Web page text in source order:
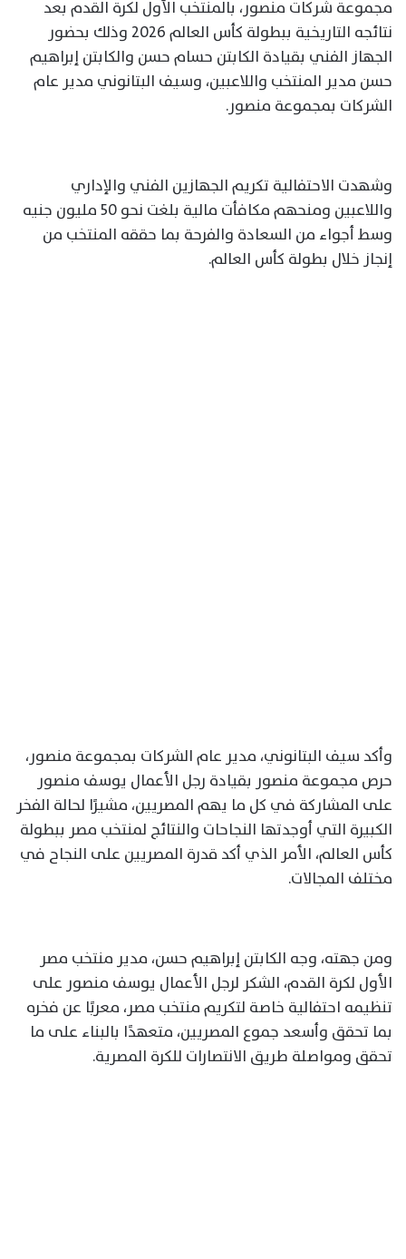
مجموعة شركات منصور، بالمنتخب الأول لكرة القدم بعد
نتائجه التاريخية ببطولة كأس العالم 2026 وذلك بحضور
الجهاز الفني بقيادة الكابتن حسام حسن والكابتن إبراهيم
حسن مدير المنتخب واللاعبين، وسيف البتانوني مدير عام
الشركات بمجموعة منصور.
وشهدت الاحتفالية تكريم الجهازين الفني والإداري
واللاعبين ومنحهم مكافأت مالية بلغت نحو 50 مليون جنيه
وسط أجواء من السعادة والفرحة بما حققه المنتخب من
إنجاز خلال بطولة كأس العالم.
وأكد سيف البتانوني، مدير عام الشركات بمجموعة منصور،
حرص مجموعة منصور بقيادة رجل الأعمال يوسف منصور
على المشاركة في كل ما يهم المصريين، مشيرًا لحالة الفخر
الكبيرة التي أوجدتها النجاحات والنتائج لمنتخب مصر ببطولة
كأس العالم، الأمر الذي أكد قدرة المصريين على النجاح في
مختلف المجالات.
ومن جهته، وجه الكابتن إبراهيم حسن، مدير منتخب مصر
الأول لكرة القدم، الشكر لرجل الأعمال يوسف منصور على
تنظيمه احتفالية خاصة لتكريم منتخب مصر، معربًا عن فخره
بما تحقق وأسعد جموع المصريين، متعهدًا بالبناء على ما
تحقق ومواصلة طريق الانتصارات للكرة المصرية.